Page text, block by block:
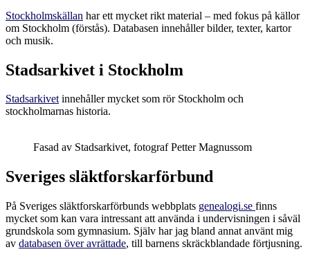
Stockholmskällan har ett mycket rikt material – med fokus på källor
om Stockholm (förstås). Databasen innehåller bilder, texter, kartor
och musik.
Stadsarkivet i Stockholm
Stadsarkivetinnehåller mycket som rör Stockholm och
stockholmarnas historia.
Fasad av Stadsarkivet, fotograf Petter Magnussom
Sveriges släktforskarförbund
På Sveriges släktforskarförbunds webbplats genealogi.se finns
mycket som kan vara intressant att använda i undervisningen i såväl
grundskola som gymnasium. Själv har jag bland annat använt mig
av databasen över avrättade, till barnens skräckblandade förtjusning.